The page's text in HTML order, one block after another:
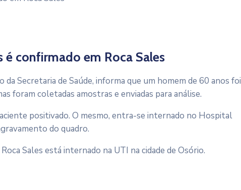
confirmado em Roca Sales
Secretaria de Saúde, informa que um homem de 60 anos foi
foram coletadas amostras e enviadas para análise.
positivado. O mesmo, entra-se internado no Hospital
do quadro.
Sales está internado na UTI na cidade de Osório.